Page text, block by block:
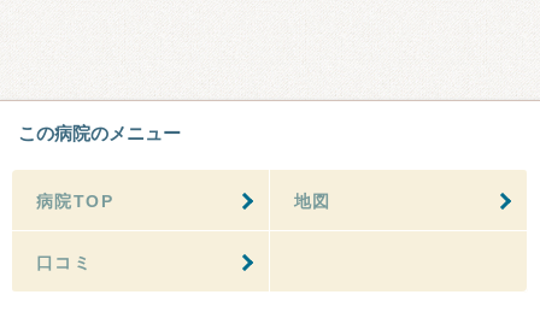
この病院のメニュー
病院TOP 地図
口コミ